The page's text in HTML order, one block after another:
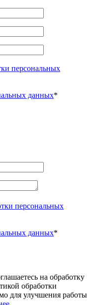
персональных
данных*
персональных
данных*
на обработку
обработки
для улучшения работы